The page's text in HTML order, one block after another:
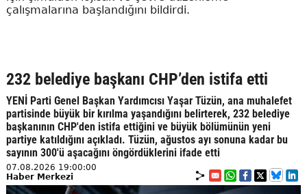
çalışmalarına başlandığını bildirdi.
232 belediye başkanı CHP’den istifa etti
YENİ Parti Genel Başkan Yardımcısı Yaşar Tüzün, ana muhalefet
partisinde büyük bir kırılma yaşandığını belirterek, 232 belediye
başkanının CHP'den istifa ettiğini ve büyük bölümünün yeni
partiye katıldığını açıkladı. Tüzün, ağustos ayı sonuna kadar bu
sayının 300'ü aşacağını öngördüklerini ifade etti
07.08.2026 19:00:00
Haber Merkezi